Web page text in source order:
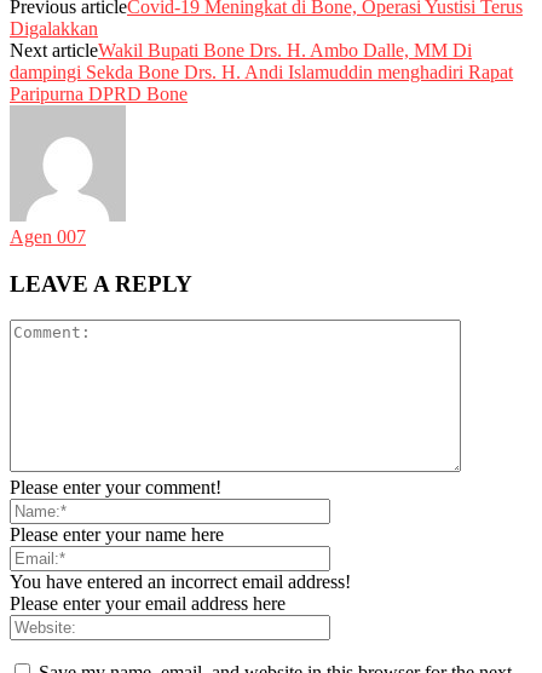
Previous articleCovid-19 Meningkat di Bone, Operasi Yustisi Terus
Digalakkan
Next articleWakil Bupati Bone Drs. H. Ambo Dalle, MM Di
dampingi Sekda Bone Drs. H. Andi Islamuddin menghadiri Rapat
Paripurna DPRD Bone
Agen 007
LEAVE A REPLY
Please enter your comment!
Please enter your name here
You have entered an incorrect email address!
Please enter your email address here